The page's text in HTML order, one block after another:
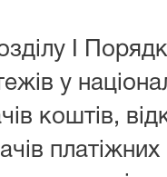
I
у
коштів,